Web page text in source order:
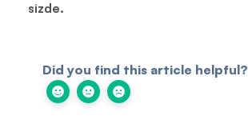
sizde.
Did you find this article helpful?